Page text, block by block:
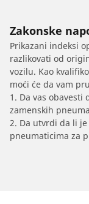
Zakonske
Prikazani indeksi
razlikovati od
vozilu. Kao
moći će da vam
1. Da vas
zamenskih
2. Da utvrdi da li
pneumaticima za